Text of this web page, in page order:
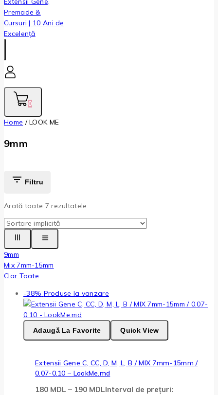
0
Home / LOOK ME
9mm
Filtru
Arată toate 7 rezultatele
9mm
Mix 7mm-15mm
Clar Toate
-38% Produse la vanzare
Adaugă La Favorite Quick View
Extensii Gene C, CC, D, M, L, B / MIX 7mm-15mm /
0.07-0.10 – LookMe.md
180 MDL – 190 MDLInterval de prețuri: